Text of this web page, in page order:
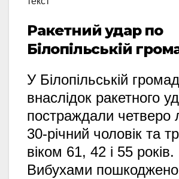
Ракетний удар по
Білопільській
У Білопільській
внаслідок ракетного
постраждали четверо
30-річний чоловік та
віком 61, 42 і 55 років.
Вибухами пошкоджено